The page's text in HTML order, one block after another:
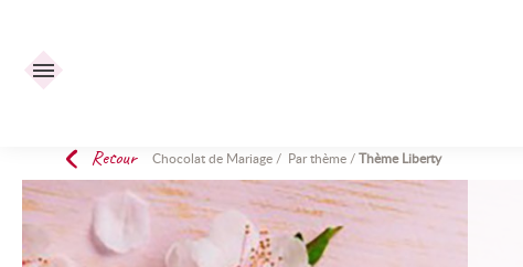
Retour Chocolat de Mariage/ Par thème/Thème Liberty